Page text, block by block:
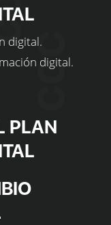
digital.
digital.
PLAN